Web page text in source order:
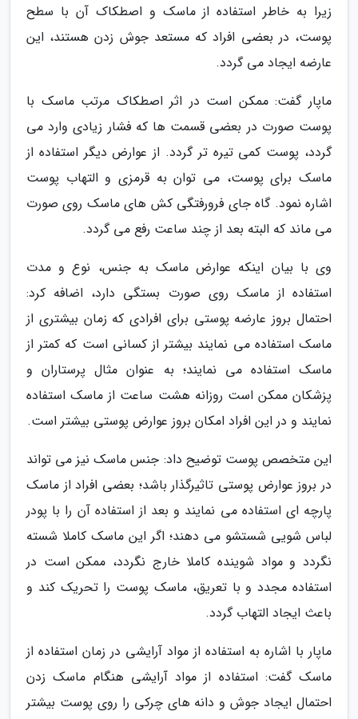
زیرا به خاطر استفاده از ماسک و اصطکاک آن با سطح
پوست، در بعضی افراد که مستعد جوش زدن هستند، این
عارضه ایجاد می گردد.
ماپار گفت: ممکن است در اثر اصطکاک مرتب ماسک با
پوست صورت در بعضی قسمت ها که فشار زیادی وارد می
گردد، پوست کمی تیره تر گردد. از عوارض دیگر استفاده از
ماسک برای پوست، می توان به قرمزی و التهاب پوست
اشاره نمود. گاه جای فرورفتگی کش های ماسک روی صورت
می ماند که البته بعد از چند ساعت رفع می گردد.
وی با بیان اینکه عوارض ماسک به جنس، نوع و مدت
استفاده از ماسک روی صورت بستگی دارد، اضافه کرد:
احتمال بروز عارضه پوستی برای افرادی که زمان بیشتری از
ماسک استفاده می نمایند بیشتر از کسانی است که کمتر از
ماسک استفاده می نمایند؛ به عنوان مثال پرستاران و
پزشکان ممکن است روزانه هشت ساعت از ماسک استفاده
نمایند و در این افراد امکان بروز عوارض پوستی بیشتر است.
این متخصص پوست توضیح داد: جنس ماسک نیز می تواند
در بروز عوارض پوستی تاثیرگذار باشد؛ بعضی افراد از ماسک
پارچه ای استفاده می نمایند و بعد از استفاده آن را با پودر
لباس شویی شستشو می دهند؛ اگر این ماسک کاملا شسته
نگردد و مواد شوینده کاملا خارج نگردد، ممکن است در
استفاده مجدد و با تعریق، ماسک پوست را تحریک کند و
باعث ایجاد التهاب گردد.
ماپار با اشاره به استفاده از مواد آرایشی در زمان استفاده از
ماسک گفت: استفاده از مواد آرایشی هنگام ماسک زدن
احتمال ایجاد جوش و دانه های چرکی را روی پوست بیشتر